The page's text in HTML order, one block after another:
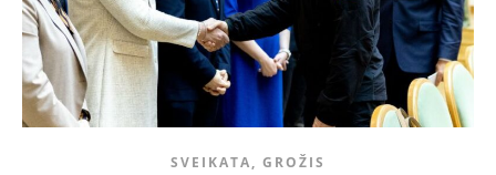
SVEIKATA, GROŽIS